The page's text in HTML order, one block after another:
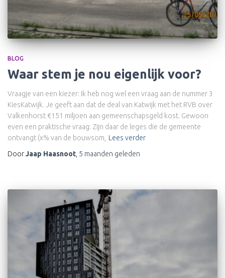
BLOG
Waar stem je nou eigenlijk voor?
Vraagje van een kiezer: Ik heb nog wel een vraag aan de nummer 3
KiesKatwijk. Je geeft aan dat de deal van Katwijk met het RVB over
Valkenhorst €151 miljoen aan gemeenschapsgeld kost. Gewoon
even een praktische vraag: Zijn daar de leges die de gemeente
ontvangt (x% van de bouwsom,
Lees verder
DoorJaap Haasnoot 5 maanden geleden